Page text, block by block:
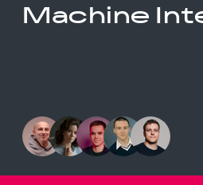
Machine